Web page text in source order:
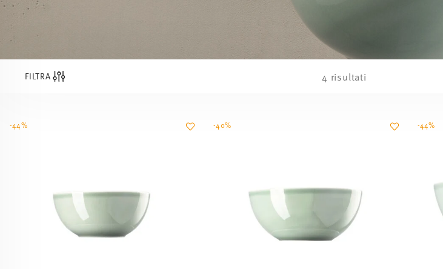
FILTRA 4 risultati
-44% -40% -44%